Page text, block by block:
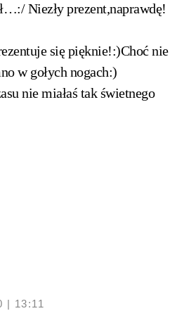
Niezły prezent,naprawdę!
się pięknie!:)Choć nie
w gołych nogach:)
nie miałaś tak świetnego
| 13:11